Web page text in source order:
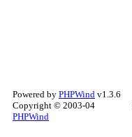
Powered by PHPWind v1.3.6
Copyright © 2003-04
PHPWind